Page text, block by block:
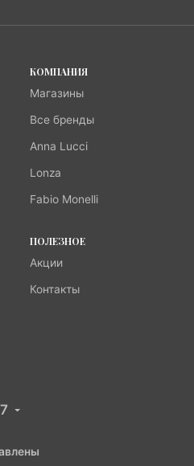
КОМПАНИЯ
Магазины
Все бренды
Anna Lucci
Lonza
Fabio Monelli
ПОЛЕЗНОЕ
Акции
Контакты